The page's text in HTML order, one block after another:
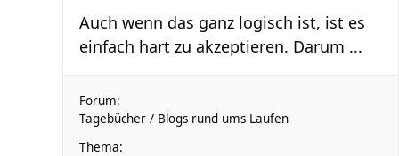
Auch wenn das ganz logisch ist, ist es
einfach hart zu akzeptieren. Darum ...
Forum:
Tagebücher / Blogs rund ums Laufen
Thema: